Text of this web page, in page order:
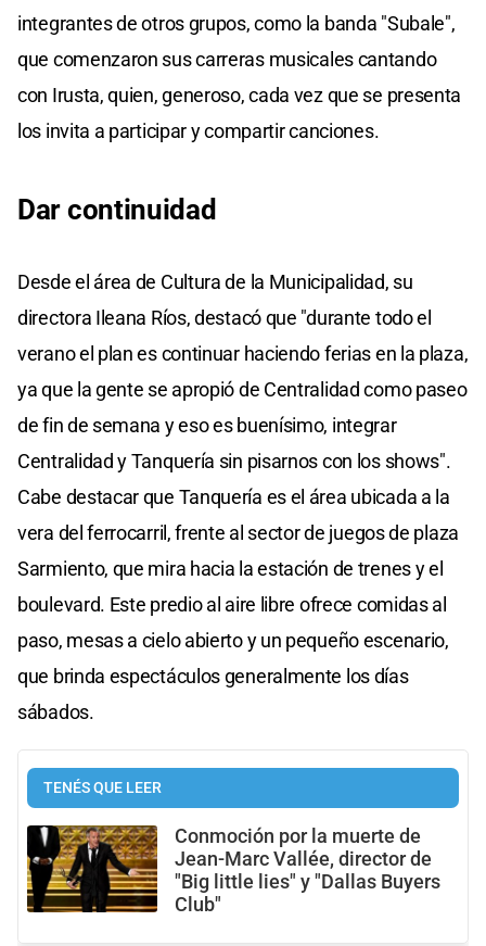
integrantes de otros grupos, como la banda "Subale",
que comenzaron sus carreras musicales cantando
con Irusta, quien, generoso, cada vez que se presenta
los invita a participar y compartir canciones.
Dar continuidad
Desde el área de Cultura de la Municipalidad, su
directora Ileana Ríos, destacó que "durante todo el
verano el plan es continuar haciendo ferias en la plaza,
ya que la gente se apropió de Centralidad como paseo
de fin de semana y eso es buenísimo, integrar
Centralidad y Tanquería sin pisarnos con los shows".
Cabe destacar que Tanquería es el área ubicada a la
vera del ferrocarril, frente al sector de juegos de plaza
Sarmiento, que mira hacia la estación de trenes y el
boulevard. Este predio al aire libre ofrece comidas al
paso, mesas a cielo abierto y un pequeño escenario,
que brinda espectáculos generalmente los días
sábados.
TENÉS QUE LEER
Conmoción por la muerte de
Jean-Marc Vallée, director de
"Big little lies" y "Dallas Buyers
Club"